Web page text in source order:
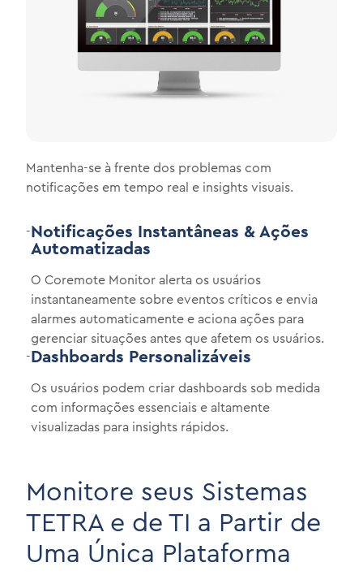
Mantenha-se à frente dos problemas com
notificações em tempo real e insights visuais.
-Notificações Instantâneas & Ações
Automatizadas
O Coremote Monitor alerta os usuários
instantaneamente sobre eventos críticos e envia
alarmes automaticamente e aciona ações para
gerenciar situações antes que afetem os usuários.
-Dashboards Personalizáveis
Os usuários podem criar dashboards sob medida
com informações essenciais e altamente
visualizadas para insights rápidos.
Monitore seus Sistemas
TETRA e de TI a Partir de
Uma Única Plataforma